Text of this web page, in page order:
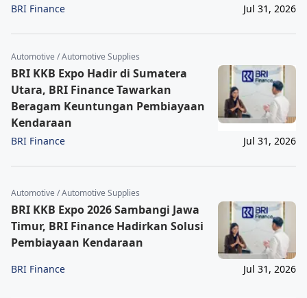
BRI Finance Jul 31, 2026
Automotive / Automotive Supplies
BRI KKB Expo Hadir di Sumatera
Utara, BRI Finance Tawarkan
Beragam Keuntungan Pembiayaan
Kendaraan
BRI Finance Jul 31, 2026
Automotive / Automotive Supplies
BRI KKB Expo 2026 Sambangi Jawa
Timur, BRI Finance Hadirkan Solusi
Pembiayaan Kendaraan
BRI Finance Jul 31, 2026